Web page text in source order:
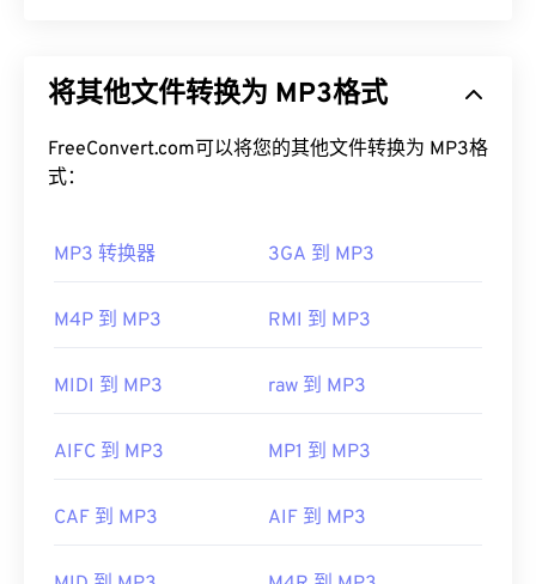
AVI 文件的另一种方法是使用与操作系统兼容的
Microsoft Windows Media Player
版本。
虽然AVI文件针对互联网进行了优化，但硬件播放器
也支持它们。如果 AVI 文件无法打开，请使用
开发者：微软
有用的链接：
https://en.wikipedia.org/wiki/Audio_Video_Interleave
的文件，以便进行数字存储和传输。MP3 文件是消
MP3文件易于存储和共享，因此受众广泛。
由于 MP3 文件非常流行，大多数主流音频播放程序
Media Player中打开它，具体取决于您首选的平台。
另一个可以打开 MP3 文件的程序是VLC 媒体播放
名。它们是Masterpoint 绿点数据 （已过时）和
以比特币支付赎金的恶意软件，但幸运的是，它现已
将其他文件转换为 MP3格式
FreeConvert.com可以将您的其他文件转换为 MP3格
式：
MP3 转换器 3GA 到 MP3
M4P 到 MP3 RMI 到 MP3
MIDI 到 MP3 raw 到 MP3
AIFC 到 MP3 MP1 到 MP3
CAF 到 MP3 AIF 到 MP3